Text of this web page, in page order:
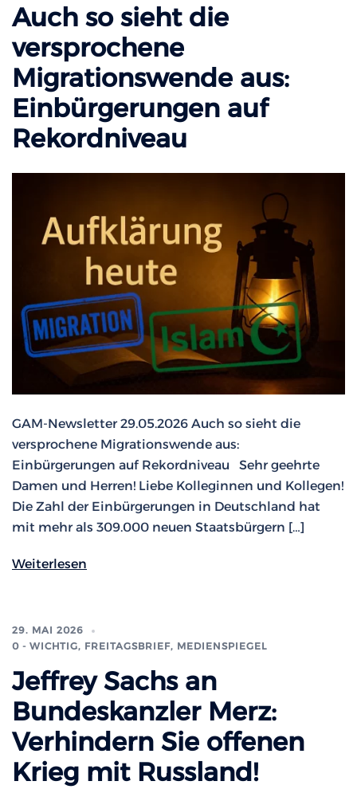
Auch so sieht die
versprochene
Migrationswende aus:
Einbürgerungen auf
Rekordniveau
GAM-Newsletter 29.05.2026 Auch so sieht die
versprochene Migrationswende aus:
Einbürgerungen auf Rekordniveau Sehr geehrte
Damen und Herren! Liebe Kolleginnen und Kollegen!
Die Zahl der Einbürgerungen in Deutschland hat
mit mehr als 309.000 neuen Staatsbürgern […]
Weiterlesen
29. MAI 2026
0 - WICHTIG, FREITAGSBRIEF, MEDIENSPIEGEL
Jeffrey Sachs an
Bundeskanzler Merz:
Verhindern Sie offenen
Krieg mit Russland!